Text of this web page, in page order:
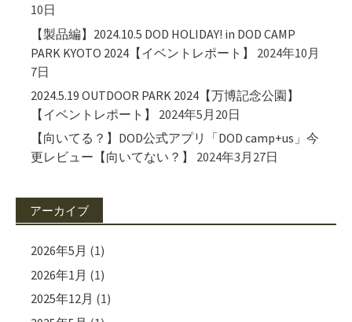
10日
【製品編】2024.10.5 DOD HOLIDAY! in DOD CAMP
PARK KYOTO 2024【イベントレポート】
2024年10月
7日
2024.5.19 OUTDOOR PARK 2024【万博記念公園】
【イベントレポート】
2024年5月20日
【向いてる？】DOD公式アプリ「DOD camp+us」今
更レビュー【向いてない？】
2024年3月27日
アーカイブ
2026年5月 (1)
2026年1月 (1)
2025年12月 (1)